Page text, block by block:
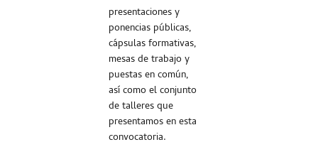
presentaciones y
ponencias públicas,
cápsulas formativas,
mesas de trabajo y
puestas en común,
así como el conjunto
de talleres que
presentamos en esta
convocatoria.